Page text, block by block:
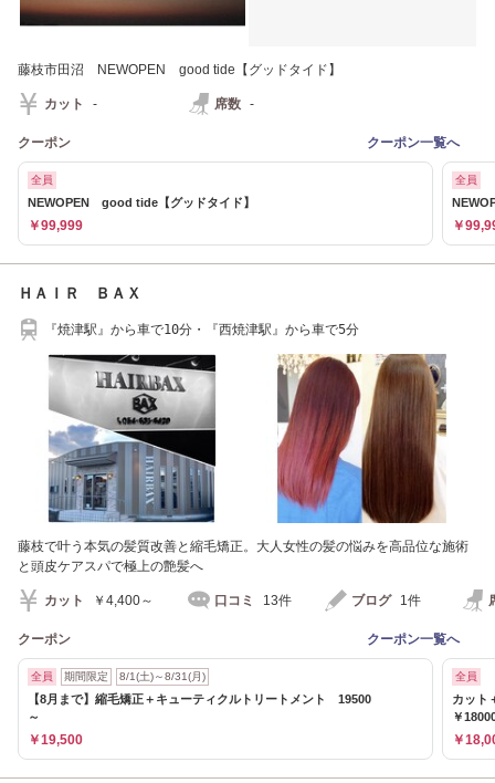
藤枝市田沼 NEWOPEN good tide【グッドタイド】
カット - 席数 -
クーポン クーポン一覧へ
全員
NEWOPEN good tide【グッドタイド】
￥99,999
全員
￥
ＨＡＩＲ ＢＡＸ
『焼津駅』から車で10分・『西焼津駅』から車で5分
藤枝で叶う本気の髪質改善と縮毛矯正。大人女性の髪の悩みを高品位な施術
と頭皮ケアスパで極上の艶髪へ
カット ￥4,400～ 口コミ 13件 ブログ 1件
クーポン クーポン一覧へ
全員 期間限定 8/1(土)～8/31(月)
【8月まで】縮毛矯正＋キューティクルトリートメント 19500
～
￥19,500
全員
カット
￥
￥